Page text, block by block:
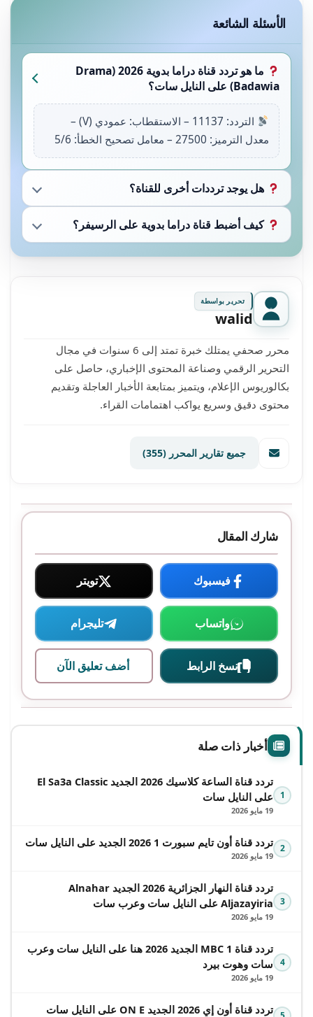
الأسئلة الشائعة
ما هو تردد قناة دراما بدوية 2026 (Drama
Badawia) على النايل سات؟
التردد: 11137 – الاستقطاب: عمودي (V) –
معدل الترميز: 27500 – معامل تصحيح الخطأ: 5/6
هل يوجد ترددات أخرى للقناة؟
كيف أضبط قناة دراما بدوية على الرسيفر؟
تحرير بواسطة
walid
محرر صحفي يمتلك خبرة تمتد إلى 6 سنوات في مجال
التحرير الرقمي وصناعة المحتوى الإخباري، حاصل على
بكالوريوس الإعلام، ويتميز بمتابعة الأخبار العاجلة وتقديم
محتوى دقيق وسريع يواكب اهتمامات القراء.
جميع تقارير المحرر (355)
شارك المقال
فيسبوك تويتر
واتساب تليجرام
نسخ الرابط أضف تعليق الآن
أخبار ذات صلة
1
تردد قناة الساعة كلاسيك 2026 الجديد El Sa3a Classic
على النايل سات
19 مايو 2026
2 تردد قناة أون تايم سبورت 1 2026 الجديد على النايل سات
19 مايو 2026
3
تردد قناة النهار الجزائرية 2026 الجديد Alnahar
Aljazayiria على النايل سات وعرب سات
19 مايو 2026
4
تردد قناة MBC 1 الجديد 2026 هنا على النايل سات وعرب
سات وهوت بيرد
19 مايو 2026
تردد قناة أون إي 2026 الجديد ON E على النايل سات